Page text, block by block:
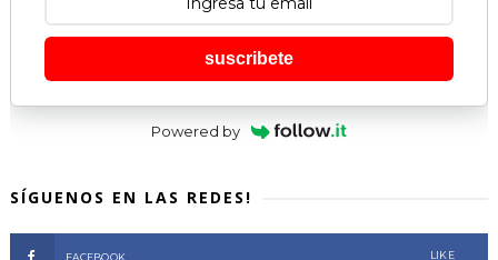
suscribete
Powered by
SÍGUENOS EN LAS REDES!
FACEBOOK LIKE